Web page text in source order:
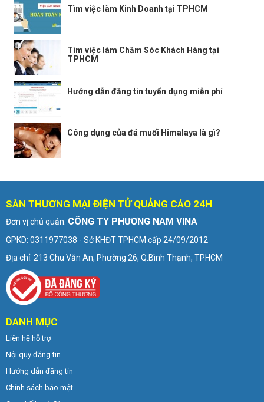
Tìm việc làm Kinh Doanh tại TPHCM
Tìm việc làm Chăm Sóc Khách Hàng tại
TPHCM
Hướng dẫn đăng tin tuyển dụng miễn phí
Công dụng của đá muối Himalaya là gì?
SÀN THƯƠNG MẠI ĐIỆN TỬ QUẢNG CÁO 24H
Đơn vị chủ quản: CÔNG TY PHƯƠNG NAM VINA
GPKD: 0311977038 - Sở KHĐT TPHCM cấp 24/09/2012
Địa chỉ: 213 Chu Văn An, Phường 26, Q.Bình Thạnh, TPHCM
DANH MỤC
Liên hệ hỗ trợ
Nội quy đăng tin
Hướng dẫn đăng tin
Chính sách bảo mật